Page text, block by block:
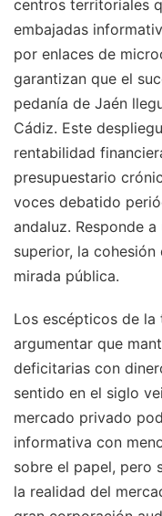
centros territoriales
embajadas
por enlaces de
garantizan que el
pedanía de Jaén
Cádiz. Este
rentabilidad
presupuestario
voces debatido
andaluz. Responde
superior, la
mirada pública.
Los escépticos de la
argumentar que
deficitarias con
sentido en el siglo
mercado privado
informativa con
sobre el papel, pero
la realidad del